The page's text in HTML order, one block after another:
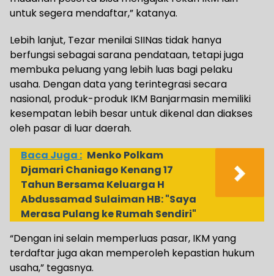
untuk segera mendaftar,” katanya.
Lebih lanjut, Tezar menilai SIINas tidak hanya
berfungsi sebagai sarana pendataan, tetapi juga
membuka peluang yang lebih luas bagi pelaku
usaha. Dengan data yang terintegrasi secara
nasional, produk-produk IKM Banjarmasin memiliki
kesempatan lebih besar untuk dikenal dan diakses
oleh pasar di luar daerah.
Baca Juga : Menko Polkam
Djamari Chaniago Kenang 17
Tahun Bersama Keluarga H
Abdussamad Sulaiman HB: "Saya
Merasa Pulang ke Rumah Sendiri"
“Dengan ini selain memperluas pasar, IKM yang
terdaftar juga akan memperoleh kepastian hukum
usaha,” tegasnya.